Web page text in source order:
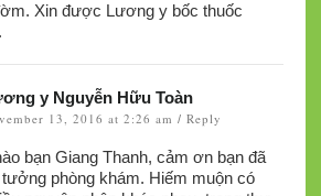
Xin được Lương y bốc thuốc
y Nguyễn Hữu Toàn
13, 2016 at 2:26 am / Reply
bạn Giang Thanh, cảm ơn bạn đã
phòng khám. Hiếm muộn có